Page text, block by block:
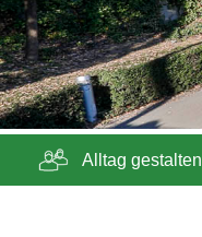
Alltag gestalten